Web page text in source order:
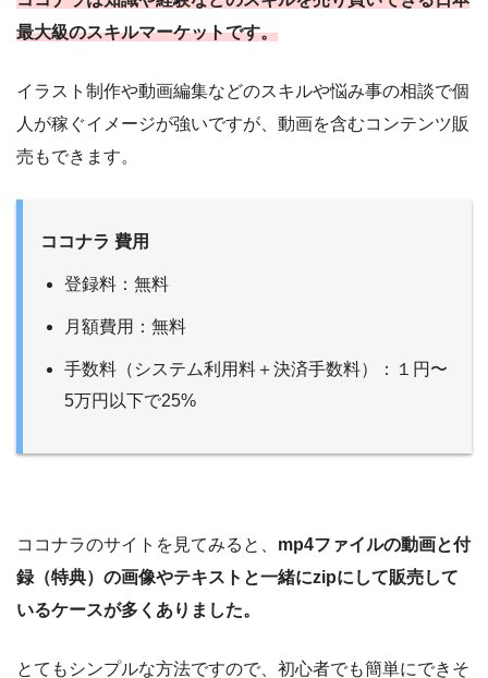
最大級のスキルマーケットです。
イラスト制作や動画編集などのスキルや悩み事の相談で個
人が稼ぐイメージが強いですが、動画を含むコンテンツ販
売もできます。
ココナラ 費用
登録料：無料
月額費用：無料
手数料（システム利用料＋決済手数料）：１円〜
5万円以下で25%
ココナラのサイトを見てみると、 mp4ファイルの動画と付
録（特典）の画像やテキストと一緒にzipにして販売して
いるケースが多くありました。
とてもシンプルな方法ですので、初心者でも簡単にできそ